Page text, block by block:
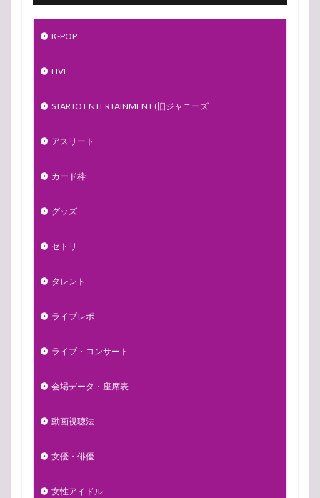
K-POP
LIVE
STARTO ENTERTAINMENT (旧ジャニーズ
アスリート
カード枠
グッズ
セトリ
タレント
ライブレポ
ライブ・コンサート
会場データ・座席表
動画視聴法
女優・俳優
女性アイドル